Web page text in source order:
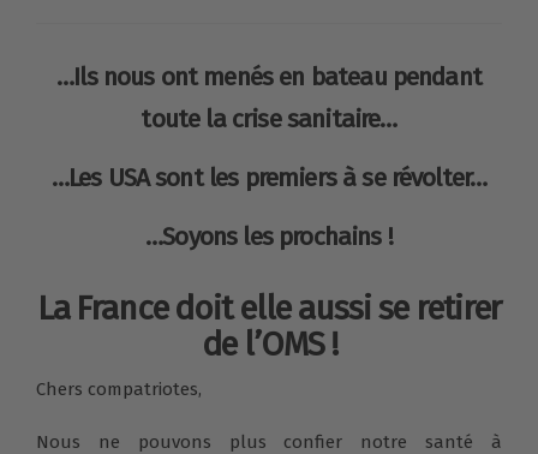
…Ils nous ont menés en bateau pendant
toute la crise sanitaire…
…Les USA sont les premiers à se révolter…
…Soyons les prochains !
La France doit elle aussi se retirer
de l’OMS !
Chers compatriotes,
Nous ne pouvons plus confier notre santé à